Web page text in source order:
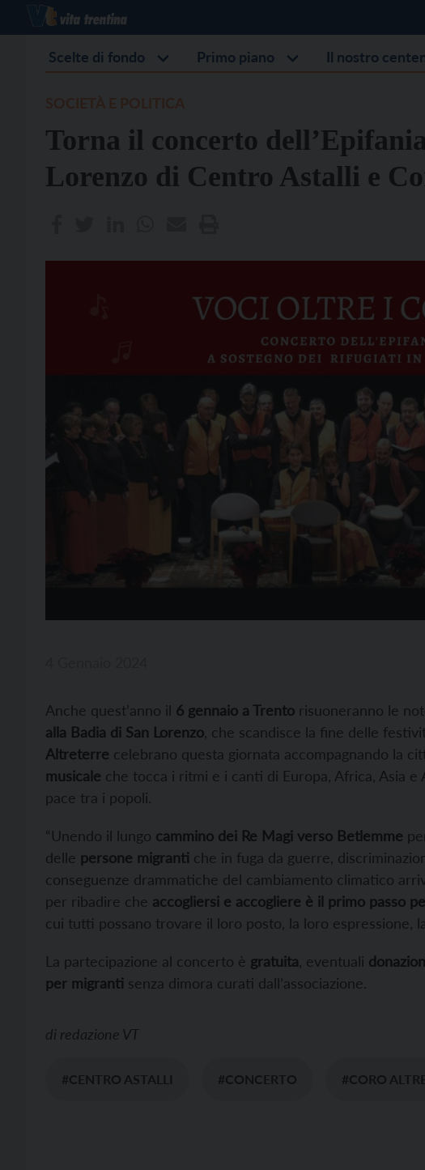
Scelte di fondo Primo piano Il nostro
Torna il concerto
Lorenzo di Centro Astalli e
Anche quest’anno il 6 gennaio a Trento risuoneranno le
alla Badia di San Lorenzo , che scandisce la fine delle
Altreterre celebrano questa giornata accompagnando la
musicale che tocca i ritmi e i canti di Europa, Africa, Asia e
pace tra i popoli.
“Unendo il lungo cammino dei Re Magi verso Betlemme
delle persone migranti che in fuga da guerre,
conseguenze drammatiche del cambiamento climatico
per ribadire che accogliersi e accogliere è il primo passo
cui tutti possano trovare il loro posto, la loro espressione,
La partecipazione al concerto è gratuita , eventuali
per migranti senza dimora curati dall’associazione.
di redazione VT
#CENTRO ASTALLI #CONCERTO #CORO